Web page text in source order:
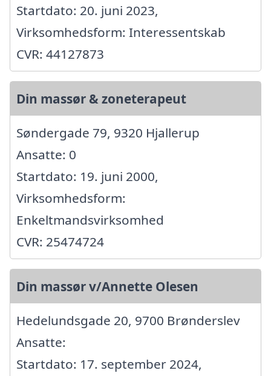
Startdato: 20. juni 2023,
Virksomhedsform: Interessentskab
CVR: 44127873
Din massør & zoneterapeut
Søndergade 79, 9320 Hjallerup
Ansatte: 0
Startdato: 19. juni 2000,
Virksomhedsform:
Enkeltmandsvirksomhed
CVR: 25474724
Din massør v/Annette Olesen
Hedelundsgade 20, 9700 Brønderslev
Ansatte:
Startdato: 17. september 2024,